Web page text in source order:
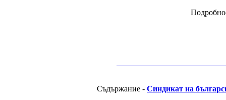
Съдържание - Синдикат на